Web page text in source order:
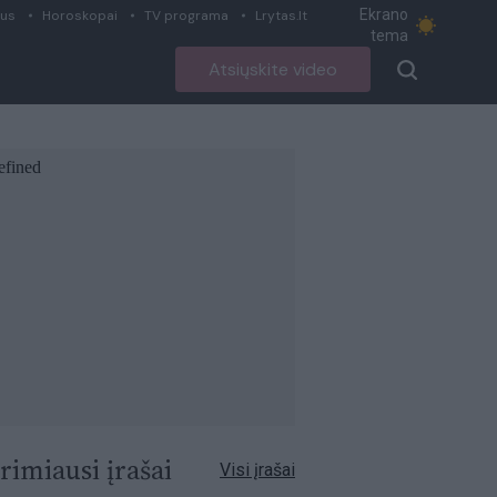
Horoskopai TV programa Lrytas.lt
Ekrano
tema
Atsiųskite video
įrašai Visi įrašai